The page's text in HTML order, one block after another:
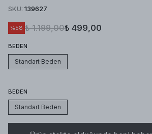
SKU: 139627
%58 ₺ 1.199,00₺ 499,00
BEDEN
Standart Beden
BEDEN
Standart Beden